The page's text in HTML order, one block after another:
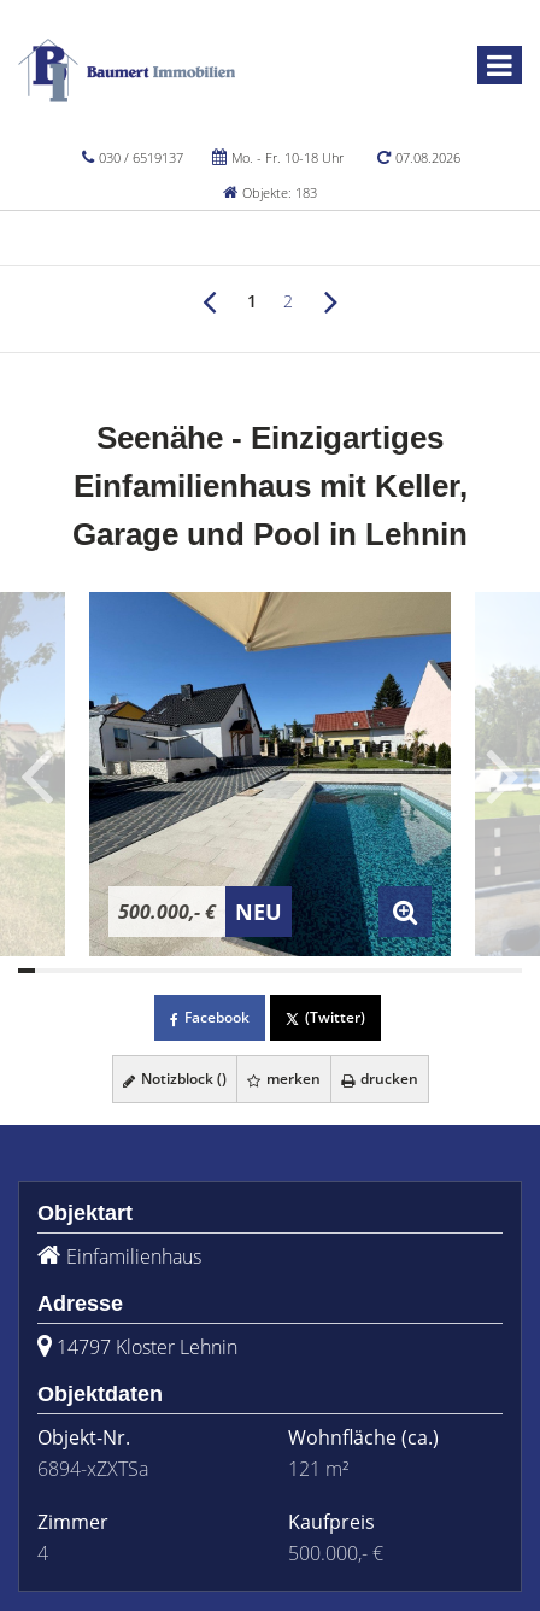
030 / 6519137 Mo. - Fr. 10-18 Uhr
07.08.2026
Objekte: 183
1 2
Seenähe - Einzigartiges
Einfamilienhaus mit Keller,
Garage und Pool in Lehnin
500.000,- € NEU
Facebook (Twitter)
Notizblock () merken drucken
Objektart
Einfamilienhaus
Adresse
14797 Kloster Lehnin
Objektdaten
Objekt-Nr.
6894-xZXTSa
Wohnfläche(ca.)
121 m²
Zimmer
4
Kaufpreis
500.000,- €